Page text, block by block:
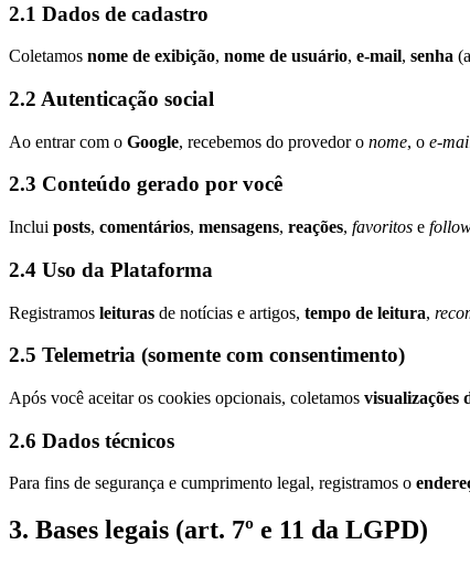
2.1 Dados de cadastro
Coletamos nome de exibição, nome de usuário, e-mail, senha
2.2 Autenticação social
Ao entrar com o Google, recebemos do provedor o nome, o e-
2.3 Conteúdo gerado por você
Inclui posts, comentários, mensagens, reações, favoritos e
2.4 Uso da Plataforma
Registramos leituras de notícias e artigos, tempo de leitura,
2.5 Telemetria (somente com consentimento)
Após você aceitar os cookies opcionais, coletamos visualizações
2.6 Dados técnicos
Para fins de segurança e cumprimento legal, registramos o
3. Bases legais (art. 7º e 11 da LGPD)